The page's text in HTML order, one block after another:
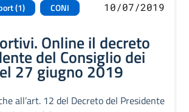
(1) CONI 10/07/2019
Online il decreto
del Consiglio dei
27 giugno 2019
all’art. 12 del Decreto del Presidente